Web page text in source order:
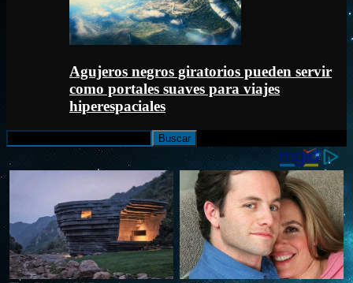
Agujeros negros giratorios pueden servir
como portales suaves para viajes
hiperespaciales